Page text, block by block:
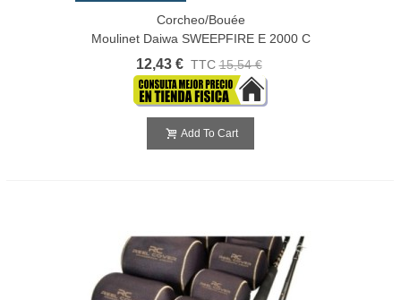
Corcheo/Bouée
Moulinet Daiwa SWEEPFIRE E 2000 C
12,43 € TTC 15,54 €
Add To Cart